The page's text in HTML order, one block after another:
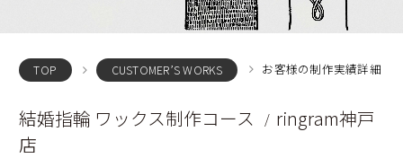
TOP CUSTOMER’S WORKS お客様の制作実績詳細
結婚指輪 ワックス制作コース
ringram神戸
店